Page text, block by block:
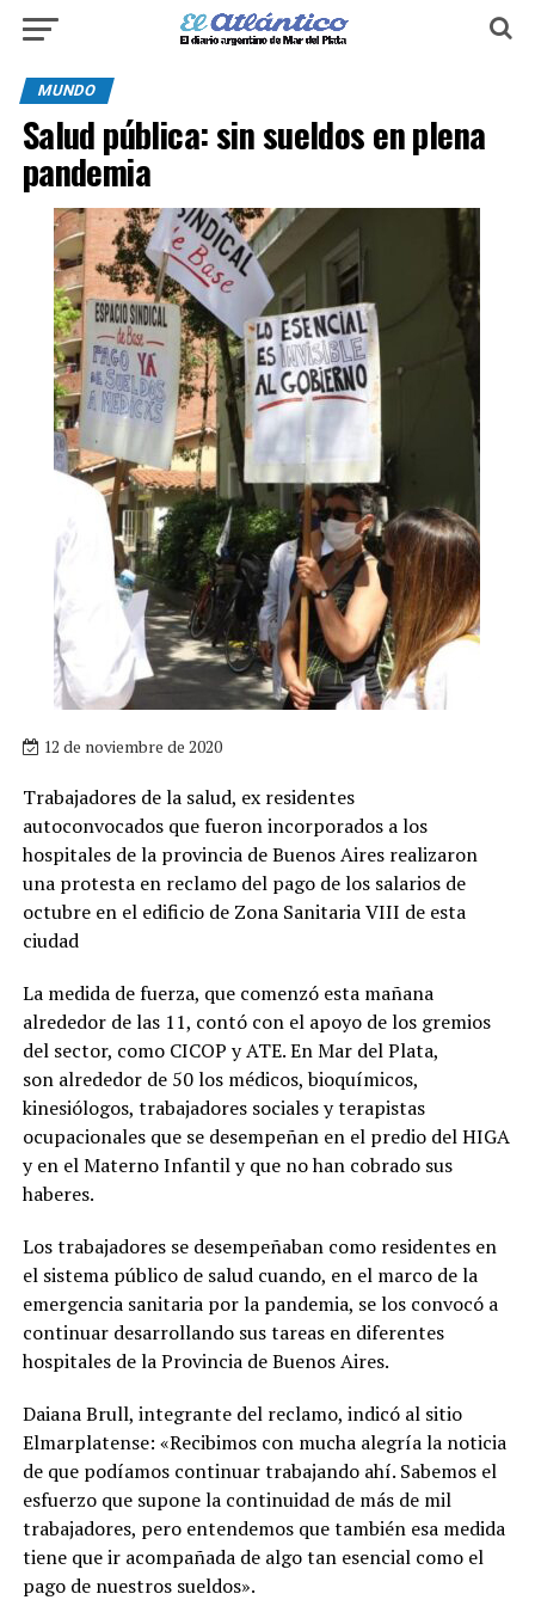
MUNDO
Salud pública: sin sueldos en plena
pandemia
12 de noviembre de 2020
Trabajadores de la salud, ex residentes
autoconvocados que fueron incorporados a los
hospitales de la provincia de Buenos Aires realizaron
una protesta en reclamo del pago de los salarios de
octubre en el edificio de Zona Sanitaria VIII de esta
ciudad
La medida de fuerza, que comenzó esta mañana
alrededor de las 11, contó con el apoyo de los gremios
del sector, como CICOP y ATE. En Mar del Plata,
son alrededor de 50 los médicos, bioquímicos,
kinesiólogos, trabajadores sociales y terapistas
ocupacionales que se desempeñan en el predio del HIGA
y en el Materno Infantil y que no han cobrado sus
haberes.
Los trabajadores se desempeñaban como residentes en
el sistema público de salud cuando, en el marco de la
emergencia sanitaria por la pandemia, se los convocó a
continuar desarrollando sus tareas en diferentes
hospitales de la Provincia de Buenos Aires.
Daiana Brull, integrante del reclamo, indicó al sitio
Elmarplatense: «Recibimos con mucha alegría la noticia
de que podíamos continuar trabajando ahí. Sabemos el
esfuerzo que supone la continuidad de más de mil
trabajadores, pero entendemos que también esa medida
tiene que ir acompañada de algo tan esencial como el
pago de nuestros sueldos».